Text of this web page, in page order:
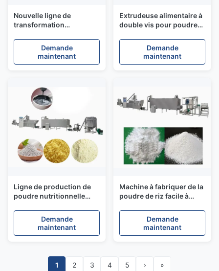
Nouvelle ligne de
transformation
base de riz extrudé et de
farine nutritionnelle
Demande
maintenant
Extrudeuse alimentaire à
double vis pour poudre
250kg/H Plan
d'aménagement au
format AutoCAD
Demande
maintenant
Ligne de production de
poudre nutritionnelle
pour la machine
d'extrusion d'aliments
pour bébés 120-150 kg/h
Demande
maintenant
Machine à fabriquer de la
poudre de riz facile à
transformation des
aliments pour bébés, 197
kW, 200~300 kg/h
Demande
maintenant
1 2 3 4 5 › »